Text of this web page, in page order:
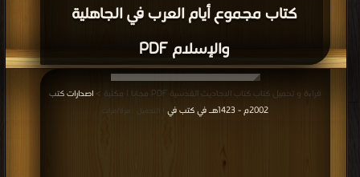
كتاب مجموع أيام العرب في الجاهلية
والإسلام PDF
قراءة و تحميل كتاب كتاب الاحاديث القدسية PDF مجانا | مكتبة >
اصدارات كتب
2002م - 1423هـ في كتب في
| التحميل : مرة/مرات